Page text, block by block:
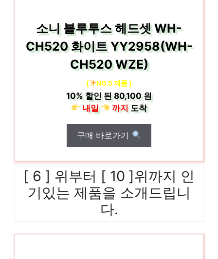
소니 블루투스 헤드셋 WH-
CH520 화이트 YY2958(WH-
CH520 WZE)
[ NO.5 제품 ]
10% 할인 된80,100 원
내일
까지도착
구매 바로가기
[ 6 ] 위부터 [ 10 ]위까지 인
기있는 제품을 소개드립니
다.